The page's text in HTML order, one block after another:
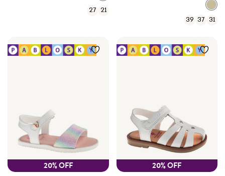
31
37
39
21
27
20% OFF
20% OFF